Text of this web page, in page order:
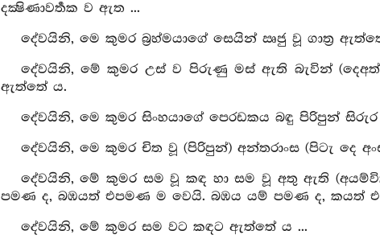
දක්‍ෂිණාවර්‍තක ව ඇත ...
දේවයිනි, මෙ කුමර බ්‍රහ්මයාගේ සෙයින් ඍජු වූ ගාත්‍ර
දේවයිනි, මේ කුමර උස් ව පිරුණු මස් ඇති බැවින්
ඇත්තේ ය.
දේවයිනි, මෙ කුමර සිංහයාගේ පෙරඩකය බඳු පිරිපුන්
දේවයිනි, මෙ කුමර චිත වූ (පිරිපුන්) අන්තරාංස (පිටැ දෙ
දේවයිනි, මේ කුමර සම වූ කඳ හා සම වූ අතු ඇති
පමණ ද, බඹයත් එපමණ ම වෙයි. බඹය යම් පමණ ද, කයත්
දේවයිනි, මේ කුමර සම වට කඳට ඇත්තේ ය ...